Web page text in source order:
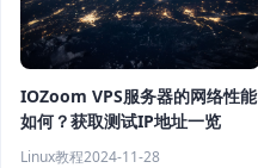
IOZoom VPS服务器的网络性能
如何？获取测试IP地址一览
Linux教程2024-11-28